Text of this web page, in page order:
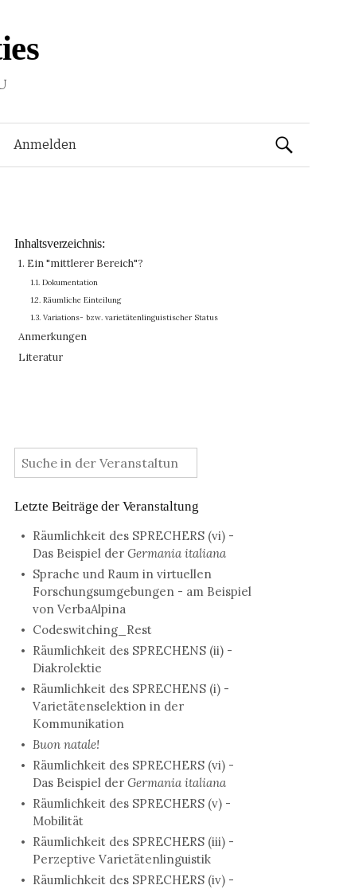
Anmelden Suchen
Inhaltsverzeichnis:
1. Ein "mittlerer Bereich"?
1.1. Dokumentation
1.2. Räumliche Einteilung
1.3. Variations- bzw. varietätenlinguistischer Status
Anmerkungen
Literatur
:
Letzte Beiträge der Veranstaltung
Räumlichkeit des SPRECHERS (vi) -
Das Beispiel der Germania italiana
Sprache und Raum in virtuellen
Forschungsumgebungen - am Beispiel
von VerbaAlpina
Codeswitching_Rest
Räumlichkeit des SPRECHENS (ii) -
Diakrolektie
Räumlichkeit des SPRECHENS (i) -
Varietätenselektion in der
Kommunikation
Buon natale!
Räumlichkeit des SPRECHERS (vi) -
Das Beispiel der Germania italiana
Räumlichkeit des SPRECHERS (v) -
Mobilität
Räumlichkeit des SPRECHERS (iii) -
Perzeptive Varietätenlinguistik
Räumlichkeit des SPRECHERS (iv) -